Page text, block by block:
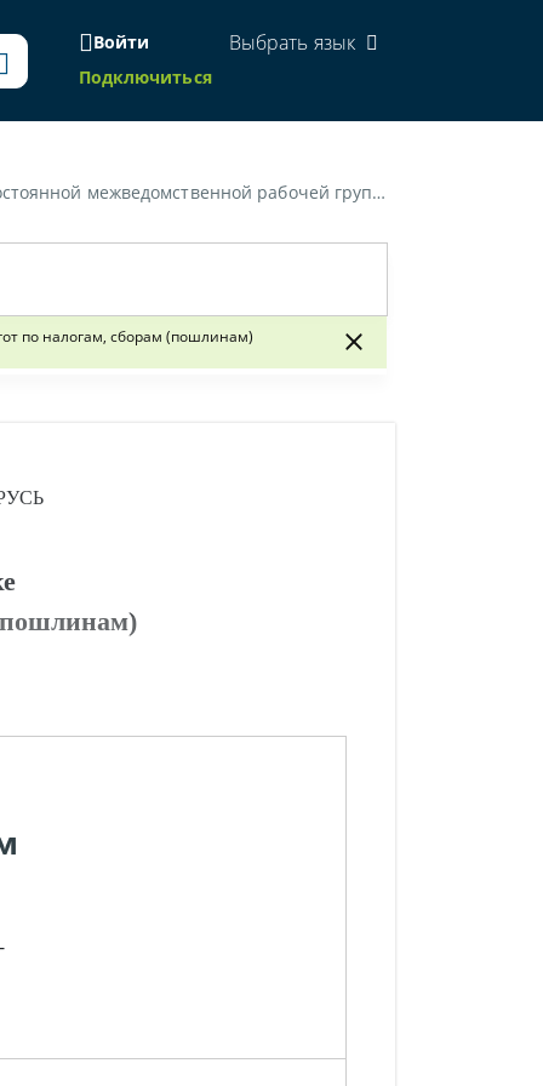
Войти
Подключиться
Выбрать язык
предложений об оптимизации льгот по налогам, сборам (пошлинам)»
по налогам, сборам (пошлинам)